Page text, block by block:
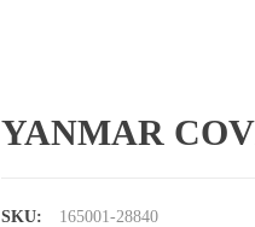
YANMAR
SKU: 165001-28840